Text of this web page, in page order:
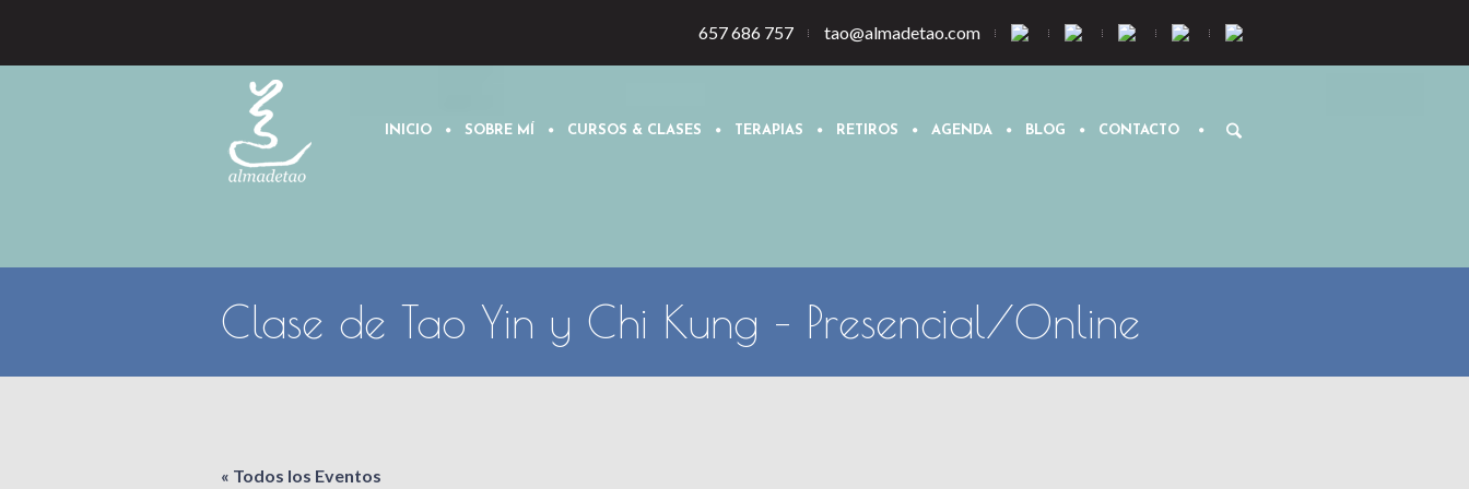
657 686 757 tao@almadetao.com
INICIO SOBRE MÍ CURSOS & CLASES TERAPIAS RETIROS AGENDA BLOG CONTACTO
Clase de Tao Yin y Chi Kung – Presencial/Online
« Todos los Eventos